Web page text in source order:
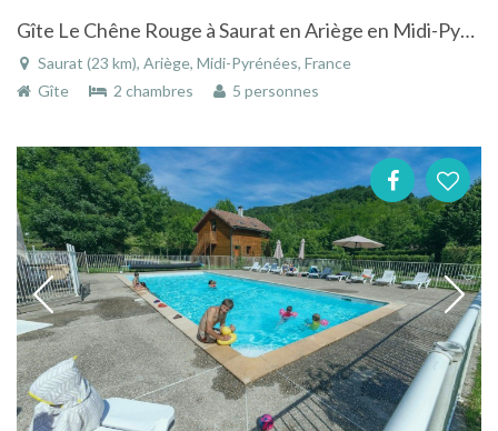
Gîte Le Chêne Rouge à Saurat en Ariège en Midi-Pyrénées
Saurat (23 km), Ariège, Midi-Pyrénées, France
Gîte
2 chambres 5 personnes